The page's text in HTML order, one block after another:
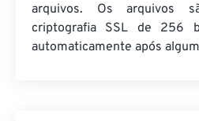
arquivos. Os arquivos
criptografia SSL de 256
automaticamente após